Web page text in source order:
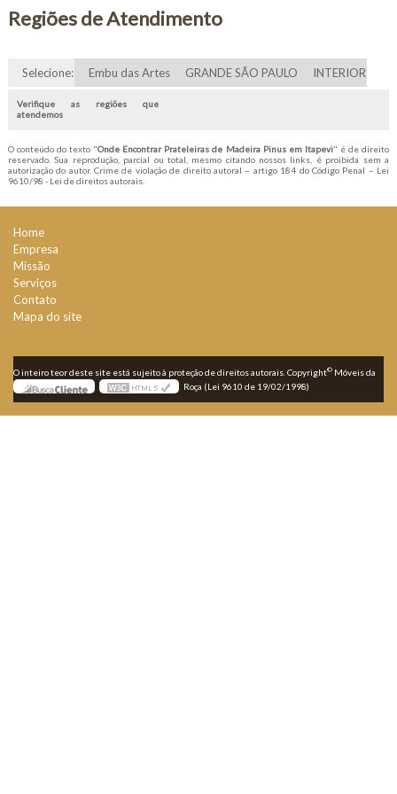
Regiões de Atendimento
Selecione: Embu das Artes GRANDE SÃO PAULO INTERIOR
Verifique as regiões que
atendemos
O conteúdo do texto "Onde Encontrar Prateleiras de Madeira Pinus em Itapevi" é de direito
reservado. Sua reprodução, parcial ou total, mesmo citando nossos links, é proibida sem a
autorização do autor. Crime de violação de direito autoral – artigo 184 do Código Penal – Lei
9610/98 - Lei de direitos autorais.
Home
Empresa
Missão
Serviços
Contato
Mapa do site
O inteiro teor deste site está sujeito à proteção de direitos autorais. Copyright© Móveis da
Roça (Lei 9610 de 19/02/1998)